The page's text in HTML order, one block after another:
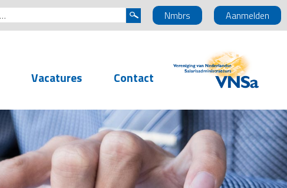
Aanmelden
Nmbrs
Vacatures Contact